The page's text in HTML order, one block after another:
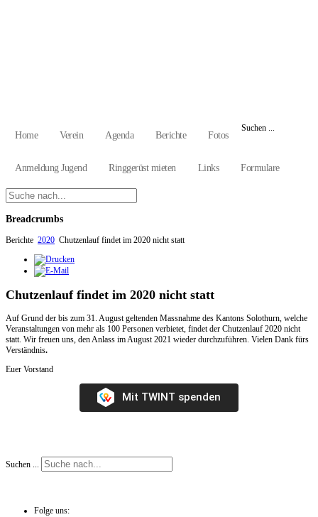
Home Verein Agenda Berichte Fotos
Anmeldung Jugend Ringgerüst mieten Links Formulare
Suchen ...
Breadcrumbs
Berichte 2020 Chutzenlauf findet im 2020 nicht statt
Chutzenlauf findet im 2020 nicht statt
Auf Grund der bis zum 31. August geltenden Massnahme des Kantons Solothurn, welche
Veranstaltungen von mehr als 100 Personen verbietet, findet der Chutzenlauf 2020 nicht
statt. Wir freuen uns, den Anlass im August 2021 wieder durchzuführen. Vielen Dank fürs
Verständnis.
Euer Vorstand
Mit TWINT spenden
Suchen ...
Folge uns: